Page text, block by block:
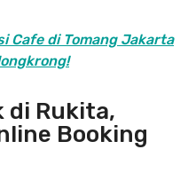
Cafe di Tomang Jakarta
di Rukita,
Booking